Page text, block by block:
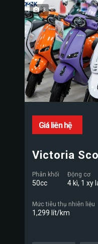
3
Giá liên hệ
Victoria
Phân khối
50cc
Động cơ
4 kì, 1 xy
Mức tiêu thụ nhiên liệu
1,299 lít/km